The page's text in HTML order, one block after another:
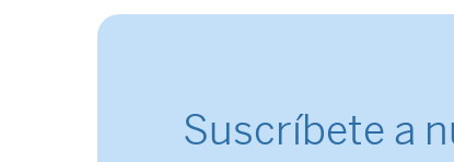
Suscríbete a